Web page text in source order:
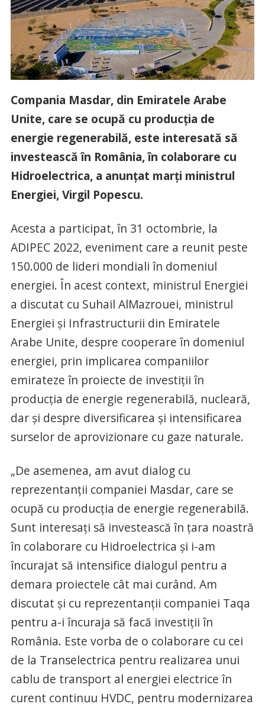
Compania Masdar, din Emiratele Arabe
Unite, care se ocupă cu producţia de
energie regenerabilă, este interesată să
investească în România, în colaborare cu
Hidroelectrica, a anunţat marţi ministrul
Energiei, Virgil Popescu.
Acesta a participat, în 31 octombrie, la
ADIPEC 2022, eveniment care a reunit peste
150.000 de lideri mondiali în domeniul
energiei. În acest context, ministrul Energiei
a discutat cu Suhail AlMazrouei, ministrul
Energiei şi Infrastructurii din Emiratele
Arabe Unite, despre cooperare în domeniul
energiei, prin implicarea companiilor
emirateze în proiecte de investiţii în
producţia de energie regenerabilă, nucleară,
dar şi despre diversificarea şi intensificarea
surselor de aprovizionare cu gaze naturale.
„De asemenea, am avut dialog cu
reprezentanţii companiei Masdar, care se
ocupă cu producţia de energie regenerabilă.
Sunt interesaţi să investească în ţara noastră
în colaborare cu Hidroelectrica şi i-am
încurajat să intensifice dialogul pentru a
demara proiectele cât mai curând. Am
discutat şi cu reprezentanţii companiei Taqa
pentru a-i încuraja să facă investiţii în
România. Este vorba de o colaborare cu cei
de la Transelectrica pentru realizarea unui
cablu de transport al energiei electrice în
curent continuu HVDC, pentru modernizarea